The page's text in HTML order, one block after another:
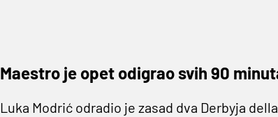
Maestro je opet odigrao svih 90
Luka Modrić odradio je zasad dva Derbyja